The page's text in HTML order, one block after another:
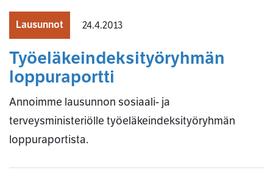
Lausunnot 24.4.2013
Työeläkeindeksityöryhmän
loppuraportti
Annoimme lausunnon sosiaali- ja
terveysministeriölle työeläkeindeksityöryhmän
loppuraportista.